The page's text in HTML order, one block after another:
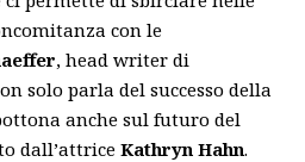
con le
, head writer di
solo parla del successo della
anche sul futuro del
dall’attrice Kathryn Hahn.